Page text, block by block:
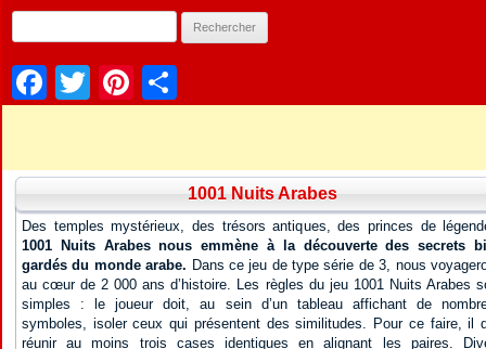
Facebook
TwitterPinterest
1001 Nuits Arabes
Des temples mystérieux, des trésors antiques, des princes de
1001 Nuits Arabes nous emmène à la découverte des secrets
gardés du monde arabe. Dans ce jeu de type série de 3, nous
au cœur de 2 000 ans d’histoire. Les règles du jeu 1001 Nuits Arabes
simples : le joueur doit, au sein d’un tableau affichant de
symboles, isoler ceux qui présentent des similitudes. Pour ce faire, il
réunir au moins trois cases identiques en alignant les paires.